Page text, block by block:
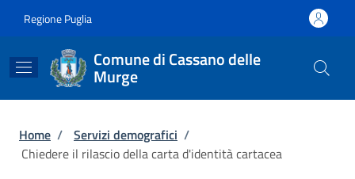
Regione Puglia
Comune di Cassano delle
Murge
Briciole di pane
Home / Servizi demografici /
Chiedere il rilascio della carta d'identità cartacea